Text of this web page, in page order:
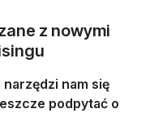
z nowymi
nam się
podpytać o